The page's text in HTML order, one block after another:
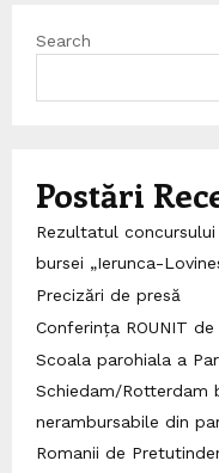
Search
Postări
Rezultatul
bursei „Ierunca-
Precizări de presă
Conferința ROUNIT
Scoala parohiala a
Schiedam/Rotterdam
nerambursabile din
Romanii de